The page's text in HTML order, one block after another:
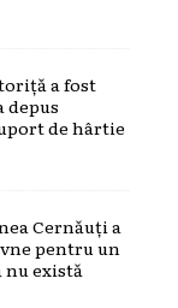
a fost
depus
de hârtie
Cernăuți a
pentru un
nu există